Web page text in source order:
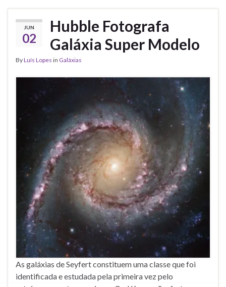
JUN
02
Hubble Fotografa
Galáxia Super Modelo
ByLuís Lopes in Galáxias
As galáxias de Seyfert constituem uma classe que foi
identificada e estudada pela primeira vez pelo